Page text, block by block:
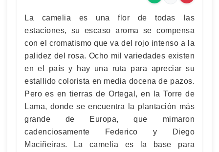
La camelia es una flor de todas las
estaciones, su escaso aroma se compensa
con el cromatismo que va del rojo intenso a la
palidez del rosa. Ocho mil variedades existen
en el país y hay una ruta para apreciar su
estallido colorista en media docena de pazos.
Pero es en tierras de Ortegal, en la Torre de
Lama, donde se encuentra la plantación más
grande de Europa, que mimaron
cadenciosamente Federico y Diego
Maciñeiras. La camelia es la base para